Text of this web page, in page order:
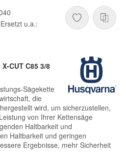
u.a.:
CUT C85 3/8
Sägekette
die
wird, um sicherzustellen,
von Ihrer Kettensäge
Haltbarkeit und
Haltbarkeit und geringen
Ergebnisse, mehr Sicherheit